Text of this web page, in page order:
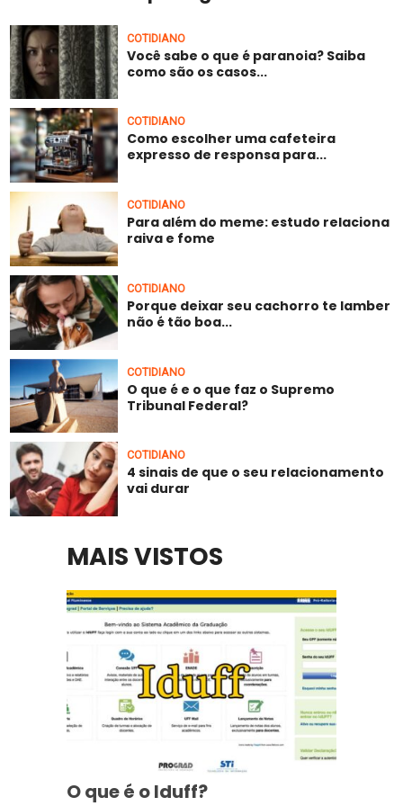
COTIDIANO
Você sabe o que é paranoia? Saiba
como são os casos...
COTIDIANO
Como escolher uma cafeteira
expresso de responsa para...
COTIDIANO
Para além do meme: estudo relaciona
raiva e fome
COTIDIANO
Porque deixar seu cachorro te lamber
não é tão boa...
COTIDIANO
O que é e o que faz o Supremo
Tribunal Federal?
COTIDIANO
4 sinais de que o seu relacionamento
vai durar
MAIS VISTOS
O que é o Iduff?